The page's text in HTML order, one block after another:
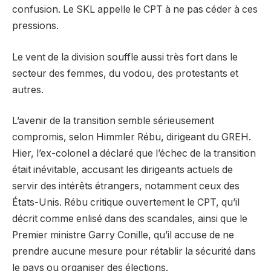
confusion. Le SKL appelle le CPT à ne pas céder à ces
pressions.
Le vent de la division souffle aussi très fort dans le
secteur des femmes, du vodou, des protestants et
autres.
L’avenir de la transition semble sérieusement
compromis, selon Himmler Rébu, dirigeant du GREH.
Hier, l’ex-colonel a déclaré que l’échec de la transition
était inévitable, accusant les dirigeants actuels de
servir des intérêts étrangers, notamment ceux des
États-Unis. Rébu critique ouvertement le CPT, qu’il
décrit comme enlisé dans des scandales, ainsi que le
Premier ministre Garry Conille, qu’il accuse de ne
prendre aucune mesure pour rétablir la sécurité dans
le pays ou organiser des élections.